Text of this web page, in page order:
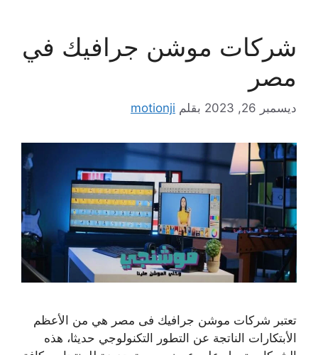
شركات موشن جرافيك في
مصر
ديسمبر 26, 2023 بقلم motionji
تعتبر شركات موشن جرافيك فى مصر هي من الأعظم
الأبتكارات الناتجة عن التطور التكنولوجي حديثا، هذه